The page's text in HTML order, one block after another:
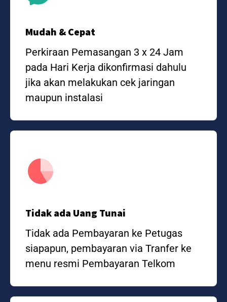
Mudah & Cepat
Perkiraan Pemasangan 3 x 24 Jam
pada Hari Kerja dikonfirmasi dahulu
jika akan melakukan cek jaringan
maupun instalasi
Tidak ada Uang Tunai
Tidak ada Pembayaran ke Petugas
siapapun, pembayaran via Tranfer ke
menu resmi Pembayaran Telkom